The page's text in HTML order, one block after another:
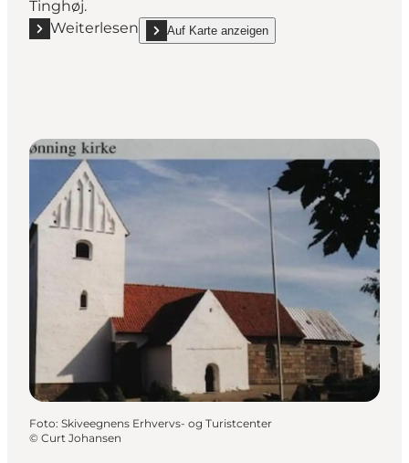
Tinghøj.
Weiterlesen
Mehr erfahren "Lyby Kirche"
Auf Karte anzeigen
show Lyby Kirche on_map
Foto: Skiveegnens Erhvervs- og Turistcenter
© Curt Johansen